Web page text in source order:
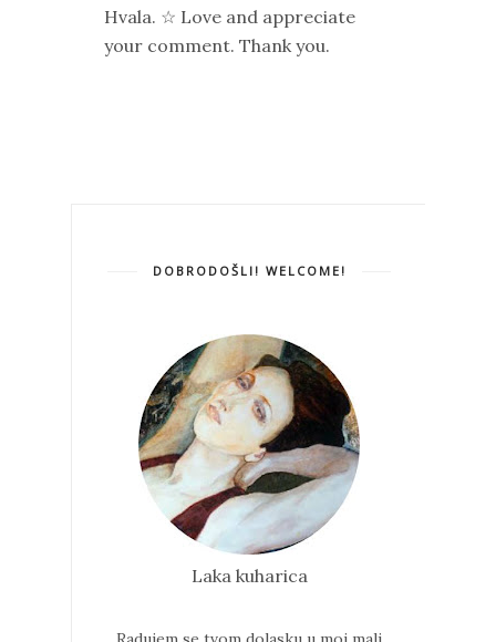
Hvala. ☆ Love and appreciate
your comment. Thank you.
DOBRODOŠLI! WELCOME!
Laka kuharica